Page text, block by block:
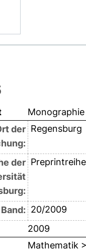
der Regensburg
der
Band: 20/2009
2009
Mathematik